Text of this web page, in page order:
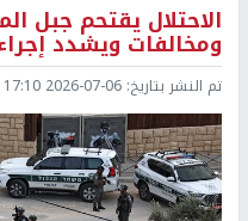
الاحتلال يقتحم جبل
ومخالفات ويشدد
تم النشر بتاريخ: 2026-07-06 17:10